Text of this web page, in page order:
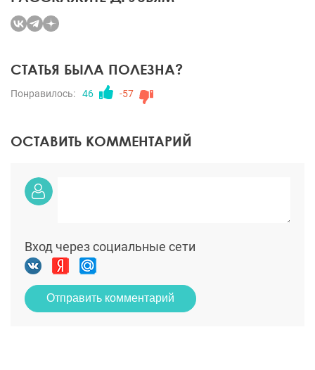
СТАТЬЯ БЫЛА ПОЛЕЗНА?
Понравилось: 46 -57
ОСТАВИТЬ КОММЕНТАРИЙ
Вход через социальные сети
Отправить комментарий